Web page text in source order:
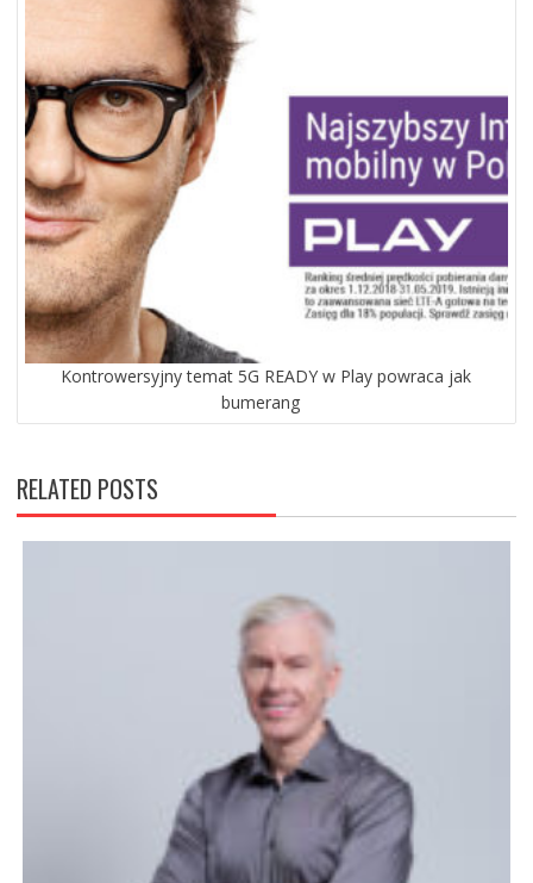
Kontrowersyjny temat 5G READY w Play powraca jak
bumerang
RELATED POSTS